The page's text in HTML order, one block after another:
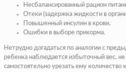
Несбалансированный рацион
Отеки (задержка жидкости в
Повышенный инсулин в крови.
Ошибки в выборе прикорма.
Нетрудно догадаться по аналогии с
ребенка наблюдается избыточный вес,
самостоятельно урезать ему количество